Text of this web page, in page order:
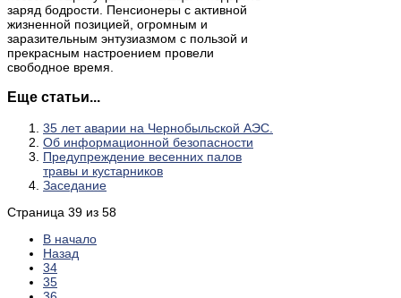
заряд бодрости. Пенсионеры с активной
жизненной позицией, огромным и
заразительным энтузиазмом с пользой и
прекрасным настроением провели
свободное время.
Еще статьи...
35 лет аварии на Чернобыльской АЭС.
Об информационной безопасности
Предупреждение весенних палов
травы и кустарников
Заседание
Страница 39 из 58
В начало
Назад
34
35